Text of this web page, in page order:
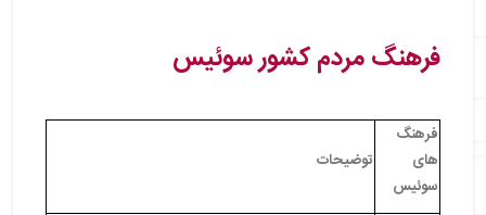
・زبان فرانسوی در سوئیس
・زبان ایتالیایی در فرهنگ سوئیس
・فرهنگ‌ های عجیب در سوئیس
・
جذابیت‌ های فرهنگی سوئیس
فرهنگ مردم کشور سوئیس
فرهنگ
های
سوئیس
توضیحات